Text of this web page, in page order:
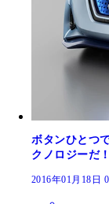
ボタンひとつ
クノロジーだ！
2016年01月18日